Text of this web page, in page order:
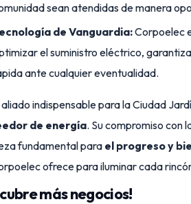
sean atendidas de manera
de Vanguardia:Corpoelec
el suministro eléctrico,
ante cualquier eventualidad.
indispensable para la Ciudad
de energía. Su compromiso con
fundamental para el progreso y
ofrece para iluminar cada
más negocios!